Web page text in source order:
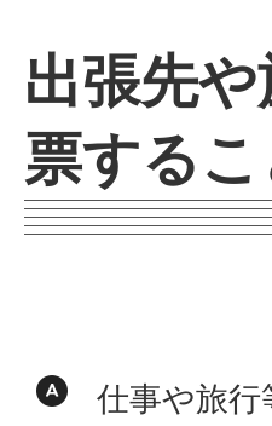
出張先
票する
仕事や旅